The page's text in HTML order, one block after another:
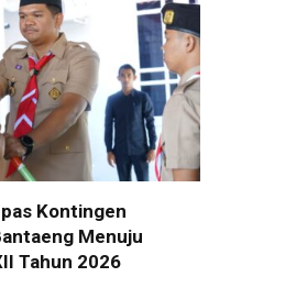
Kontingen
Menuju
Tahun 2026